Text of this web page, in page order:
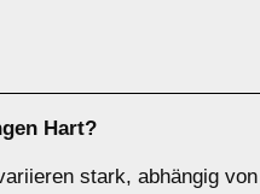
Hart?
stark, abhängig